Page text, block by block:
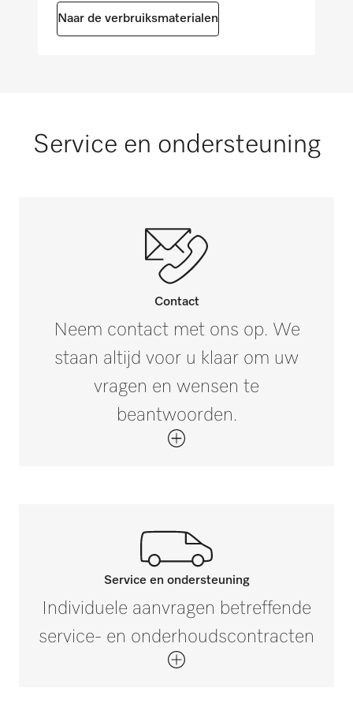
Restvocht bij de behandeling van dweilen in
Naar de verbruiksmaterialen
Service en ondersteuning
Contact
Neem contact met ons op. We
staan altijd voor u klaar om uw
vragen en wensen te
beantwoorden.
Neem contact op met onze
experts.
wensen, neem dan contact met ons op via
Service en ondersteuning
Individuele aanvragen betreffende
service- en onderhoudscontracten